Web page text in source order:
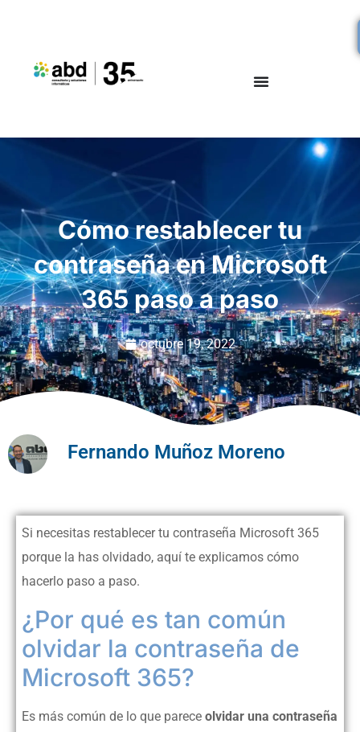
Cómo restablecer tu
contraseña en Microsoft
365 paso a paso
octubre 19, 2022
Fernando Muñoz Moreno
Si necesitas restablecer tu contraseña Microsoft 365
porque la has olvidado, aquí te explicamos cómo
hacerlo paso a paso.
¿Por qué es tan común
olvidar la contraseña de
Microsoft 365?
Es más común de lo que parece olvidar una contraseña